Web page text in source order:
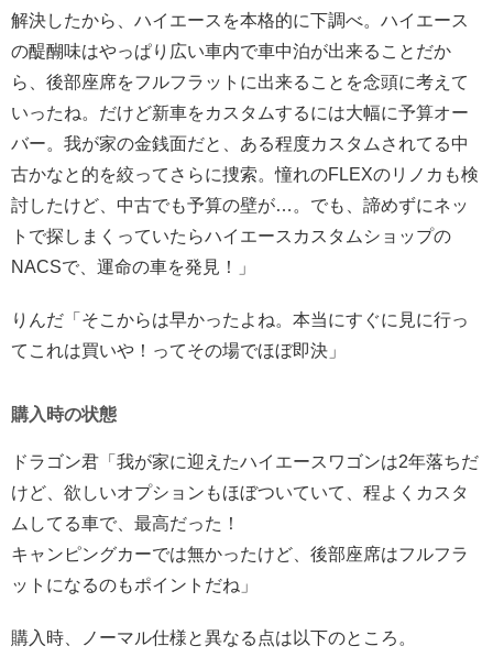
解決したから、ハイエースを本格的に下調べ。ハイエース
の醍醐味はやっぱり広い車内で車中泊が出来ることだか
ら、後部座席をフルフラットに出来ることを念頭に考えて
いったね。だけど新車をカスタムするには大幅に予算オー
バー。我が家の金銭面だと、ある程度カスタムされてる中
古かなと的を絞ってさらに捜索。憧れのFLEXのリノカも検
討したけど、中古でも予算の壁が…。でも、諦めずにネッ
トで探しまくっていたらハイエースカスタムショップの
NACSで、運命の車を発見！」
りんだ「そこからは早かったよね。本当にすぐに見に行っ
てこれは買いや！ってその場でほぼ即決」
購入時の状態
ドラゴン君「我が家に迎えたハイエースワゴンは2年落ちだ
けど、欲しいオプションもほぼついていて、程よくカスタ
ムしてる車で、最高だった！
キャンピングカーでは無かったけど、後部座席はフルフラ
ットになるのもポイントだね」
購入時、ノーマル仕様と異なる点は以下のところ。